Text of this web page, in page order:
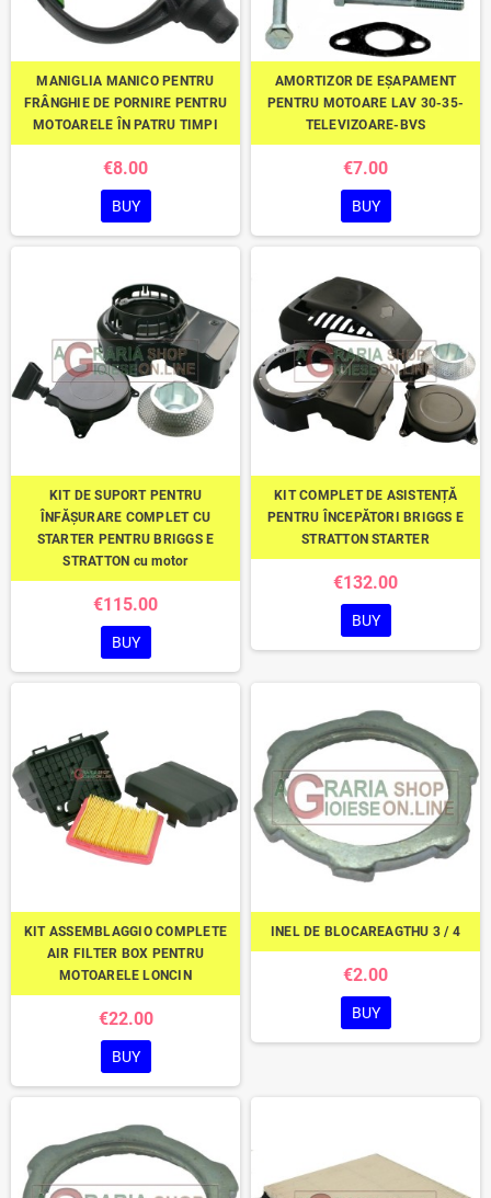
MANIGLIA MANICO PENTRU
FRÂNGHIE DE PORNIRE PENTRU
MOTOARELE ÎN PATRU TIMPI
€8.00
BUY
AMORTIZOR DE EȘAPAMENT
PENTRU MOTOARE LAV 30-35-
TELEVIZOARE-BVS
€7.00
BUY
KIT DE SUPORT PENTRU
ÎNFĂȘURARE COMPLET CU
STARTER PENTRU BRIGGS E
STRATTON cu motor
€115.00
BUY
KIT COMPLET DE ASISTENȚĂ
PENTRU ÎNCEPĂTORI BRIGGS E
STRATTON STARTER
€132.00
BUY
KIT ASSEMBLAGGIO COMPLETE
AIR FILTER BOX PENTRU
MOTOARELE LONCIN
€22.00
BUY
INEL DE BLOCAREAGTHU 3 / 4
€2.00
BUY